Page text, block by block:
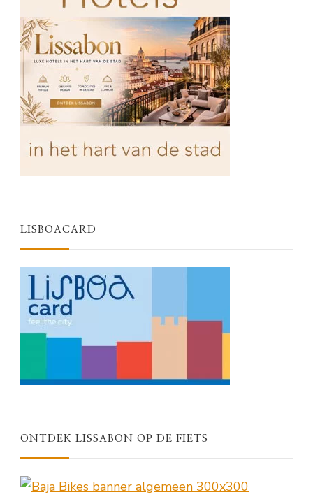
LISBOACARD
ONTDEK LISSABON OP DE FIETS